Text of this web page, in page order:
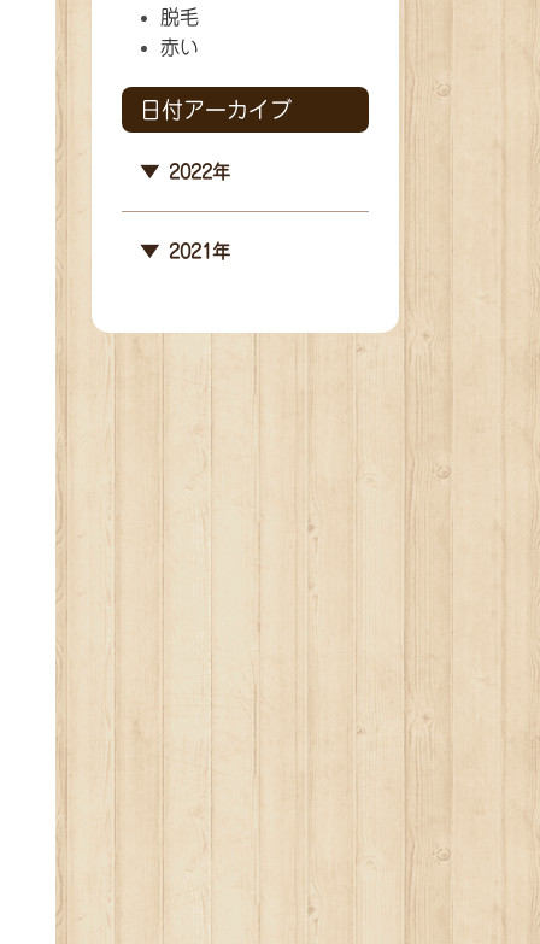
脱毛
赤い
日付アーカイブ
2022年
2021年